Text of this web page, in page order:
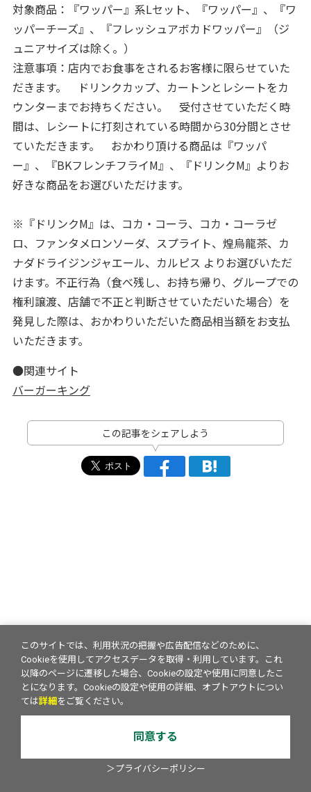
対象商品：『ワッパー』系Lセット、『ワッパー』、『ワ
ッパーチーズ』、『フレッシュアボカドワッパー』（ジ
ュニアサイズは除く。）
注意事項：店内でお食事をされるお客様に限らせていた
だきます。 ドリンクカップ、カートンとレシートをカ
ウンターまでお持ちください。 受付させていただく時
間は、レシートに打刻されている時間から30分間とさせ
ていただきます。 おかわり頂ける商品は『ワッパ
ー』、『BKフレンチフライM』、『ドリンクM』よりお
好きな商品をお選びいただけます。
※『ドリンクM』は、コカ・コーラ、コカ・コーラゼ
ロ、ファンタメロンソーダ、スプライト、煌烏龍茶、カ
ナダドライジンジャエール、カルピス よりお選びいただ
けます。不正行為（食べ残し、お持ち帰り、グループでの
権利譲渡、店舗で不正と判断させていただいた場合）を
発見した際は、おかわりいただいた商品相当額をお支払
いただきます。
●関連サイト
バーガーキング
この記事をシェアしよう
このサイトでは、利用状況の把握や広告配信などのために、
Cookieを使用してアクセスデータを取得・利用しています。これ
以降のページに遷移した場合、Cookieの設定や使用に同意したこ
とになります。Cookieの設定や使用の詳細、オプトアウトについ
ては詳細 をご覧ください。
同意する
＞プライバシーポリシー